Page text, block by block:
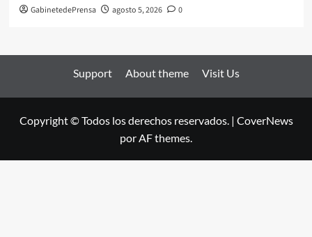
GabinetedePrensa agosto 5, 2026 0
Support About theme Visit Us
Copyright © Todos los derechos reservados. | CoverNews
por AF themes.